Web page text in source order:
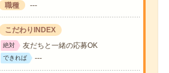
職種 ---
こだわりINDEX
絶対 友だちと一緒の応募OK
できれば ---